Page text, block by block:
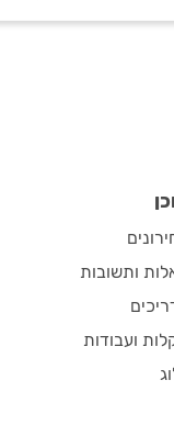
ותשובות
ועבודות